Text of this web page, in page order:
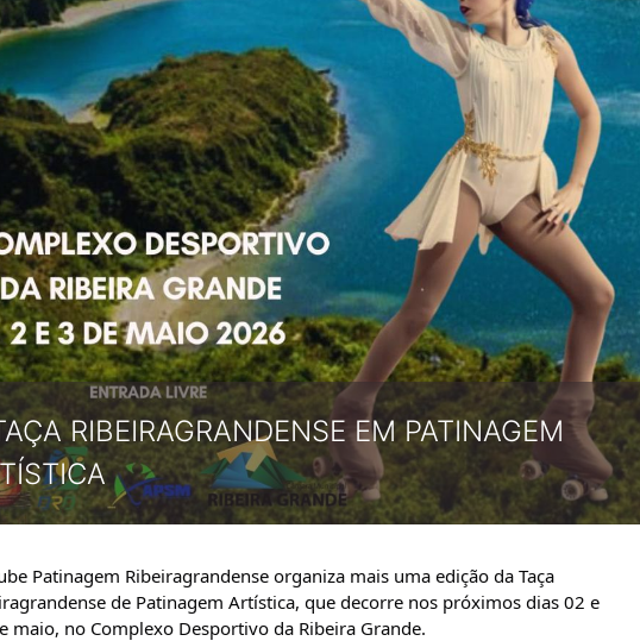
RIBEIRAGRANDENSE EM PATINAGEM
Patinagem Ribeiragrandense organiza mais uma edição da Taça
de Patinagem Artística, que decorre nos próximos dias 02 e
maio, no Complexo Desportivo da Ribeira Grande.